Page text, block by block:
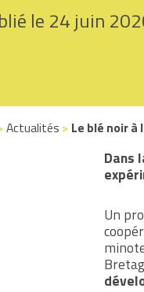
le 24 juin
Actualités > Le blé noir
Dans
Un